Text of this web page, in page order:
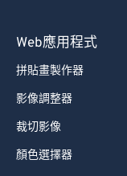
Web應用程式
拼貼畫製作器
影像調整器
裁切影像
顏色選擇器